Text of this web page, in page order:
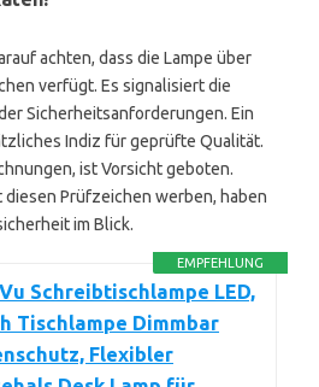
achten, dass die Lampe über
verfügt. Es signalisiert die
Sicherheitsanforderungen. Ein
Indiz für geprüfte Qualität.
ist Vorsicht geboten.
Prüfzeichen werben, haben
im Blick.
EMPFEHLUNG
Schreibtischlampe LED,
Tischlampe Dimmbar
Flexibler